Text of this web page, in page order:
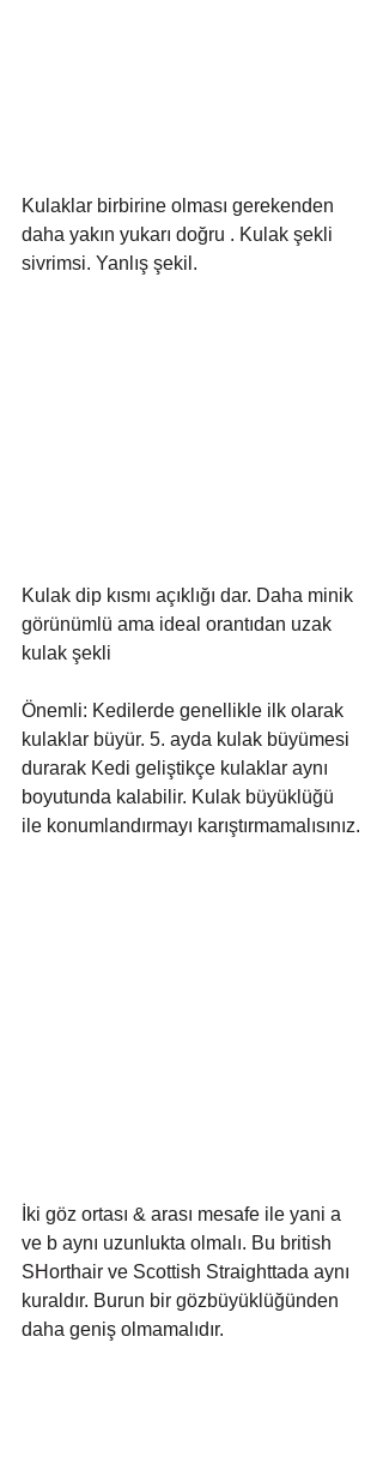
Kulaklar birbirine olması gerekenden
daha yakın yukarı doğru . Kulak şekli
sivrimsi. Yanlış şekil.
Kulak dip kısmı açıklığı dar. Daha minik
görünümlü ama ideal orantıdan uzak
kulak şekli
Önemli: Kedilerde genellikle ilk olarak
kulaklar büyür. 5. ayda kulak büyümesi
durarak Kedi geliştikçe kulaklar aynı
boyutunda kalabilir. Kulak büyüklüğü
ile konumlandırmayı karıştırmamalısınız.
İki göz ortası & arası mesafe ile yani a
ve b aynı uzunlukta olmalı. Bu british
SHorthair ve Scottish Straighttada aynı
kuraldır. Burun bir gözbüyüklüğünden
daha geniş olmamalıdır.